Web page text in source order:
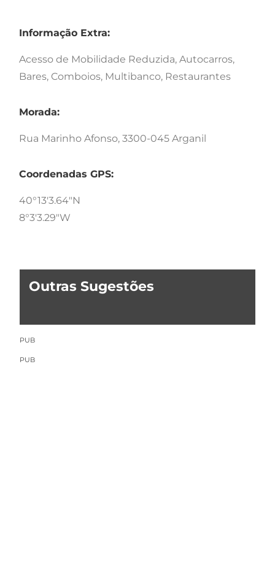
Informação Extra:
Acesso de Mobilidade Reduzida, Autocarros,
Bares, Comboios, Multibanco, Restaurantes
Morada:
Rua Marinho Afonso, 3300-045 Arganil
Coordenadas GPS:
40°13'3.64"N
8°3'3.29"W
Outras Sugestões
PUB
PUB